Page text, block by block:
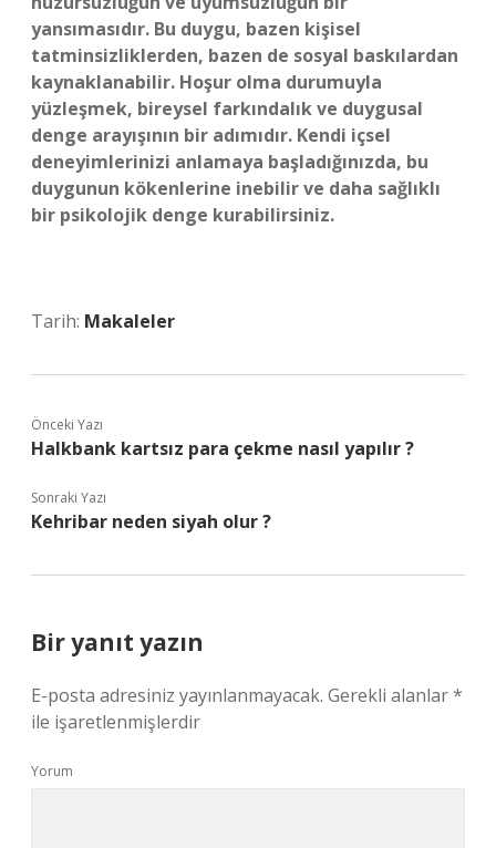
yansımasıdır. Bu duygu, bazen kişisel
tatminsizliklerden, bazen de sosyal baskılardan
kaynaklanabilir. Hoşur olma durumuyla
yüzleşmek, bireysel farkındalık ve duygusal
denge arayışının bir adımıdır. Kendi içsel
deneyimlerinizi anlamaya başladığınızda, bu
duygunun kökenlerine inebilir ve daha sağlıklı
bir psikolojik denge kurabilirsiniz.
Tarih: Makaleler
Önceki Yazı
Halkbank kartsız para çekme nasıl yapılır ?
Sonraki Yazı
Kehribar neden siyah olur ?
Bir yanıt yazın
E-posta adresiniz yayınlanmayacak. Gerekli alanlar*
ile işaretlenmişlerdir
Yorum